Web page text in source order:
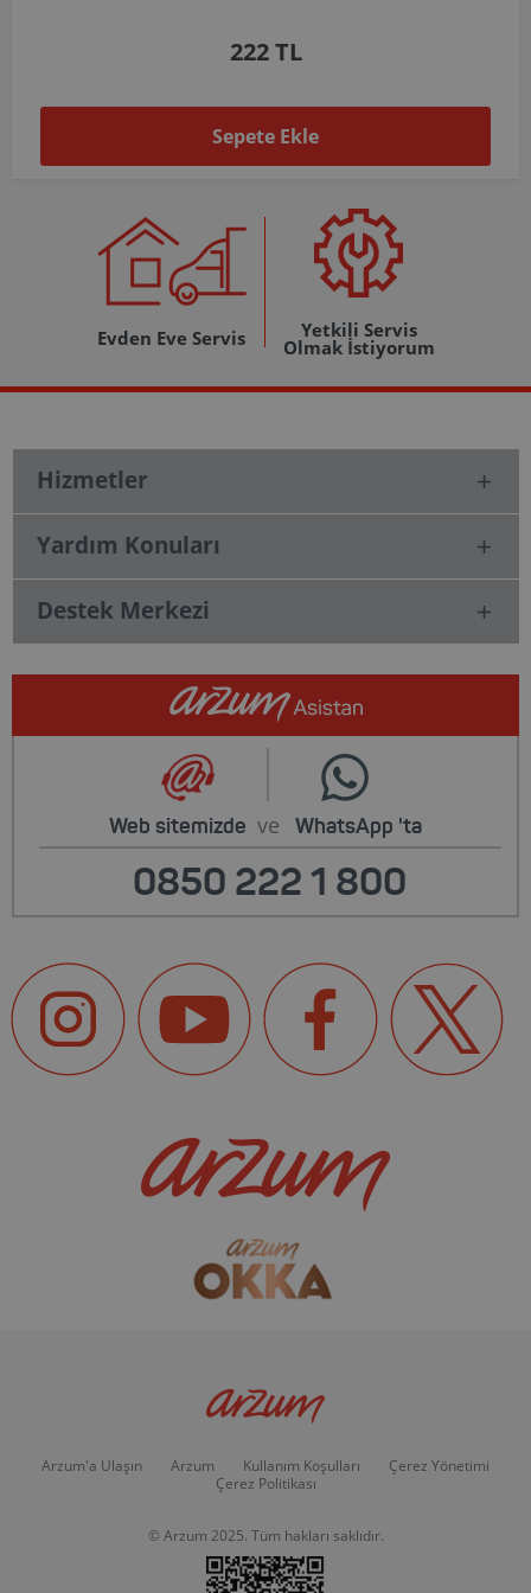
1.037 TL
Sepete Ekle
Evden Eve Servis Yetkili Servis
Olmak İstiyorum
Hizmetler
Yardım Konuları
Destek Merkezi
Web sitemizde ve WhatsApp 'ta
0850 222 1 800
Arzum'a Ulaşın Arzum Kullanım Koşulları
Çerez Yönetimi
Çerez Politikası
© Arzum 2025. Tüm hakları saklıdır.